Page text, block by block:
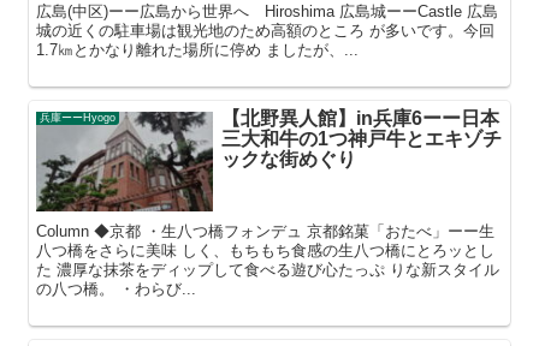
広島(中区)ーー広島から世界へ Hiroshima 広島城ーーCastle 広島
城の近くの駐車場は観光地のため高額のところ が多いです。今回
1.7㎞とかなり離れた場所に停め ましたが、...
兵庫ーーHyogo
【北野異人館】in兵庫6ーー日本
三大和牛の1つ神戸牛とエキゾチ
ックな街めぐり
Column ◆京都 ・生八つ橋フォンデュ 京都銘菓「おたべ」ーー生
八つ橋をさらに美味 しく、もちもち食感の生八つ橋にとろッとし
た 濃厚な抹茶をディップして食べる遊び心たっぷ りな新スタイル
の八つ橋。 ・わらび...